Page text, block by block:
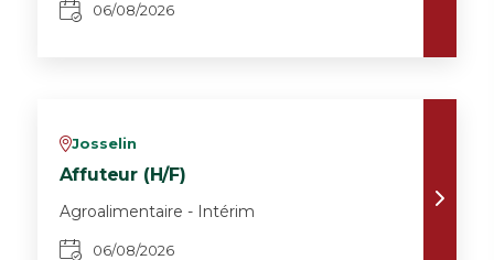
06/08/2026
vJosselin
Affuteur (H/F)
Agroalimentaire - Intérim
06/08/2026